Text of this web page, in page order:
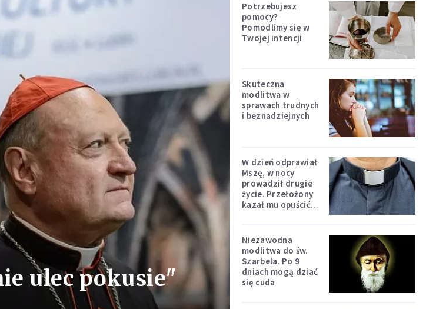
ulec pokusie"
Potrzebujesz
pomocy?
Pomodlimy się w
Twojej intencji
Skuteczna
modlitwa w
sprawach trudnych
i beznadziejnych
W dzień odprawiał
Mszę, w nocy
prowadził drugie
życie. Przełożony
kazał mu opuścić
Niezawodna
modlitwa do św.
Szarbela. Po 9
dniach mogą dziać
się cuda